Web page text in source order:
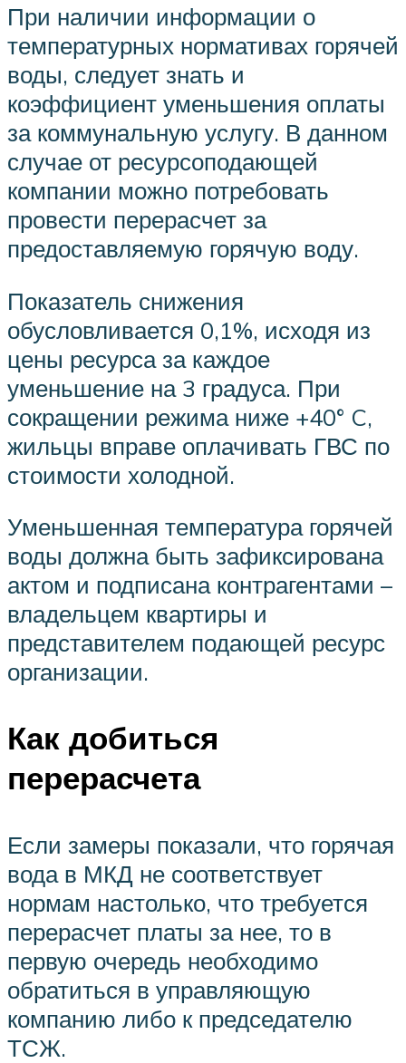
При наличии информации о
температурных нормативах горячей
воды, следует знать и
коэффициент уменьшения оплаты
за коммунальную услугу. В данном
случае от ресурсоподающей
компании можно потребовать
провести перерасчет за
предоставляемую горячую воду.
Показатель снижения
обусловливается 0,1%, исходя из
цены ресурса за каждое
уменьшение на 3 градуса. При
сокращении режима ниже +40° C,
жильцы вправе оплачивать ГВС по
стоимости холодной.
Уменьшенная температура горячей
воды должна быть зафиксирована
актом и подписана контрагентами –
владельцем квартиры и
представителем подающей ресурс
организации.
Как добиться
перерасчета
Если замеры показали, что горячая
вода в МКД не соответствует
нормам настолько, что требуется
перерасчет платы за нее, то в
первую очередь необходимо
обратиться в управляющую
компанию либо к председателю
ТСЖ.